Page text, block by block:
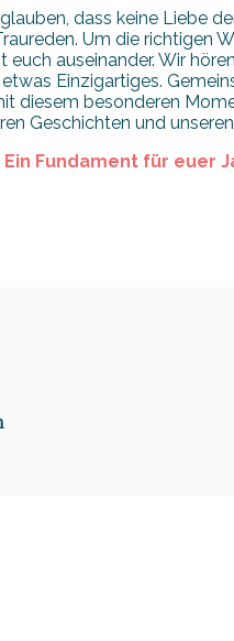
dass keine Liebe
Um die richtigen
auseinander. Wir
Einzigartiges.
diesem besonderen
Geschichten und
Ein Fundament für euer